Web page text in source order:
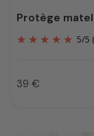
Protège
5/5
Prix
39 €